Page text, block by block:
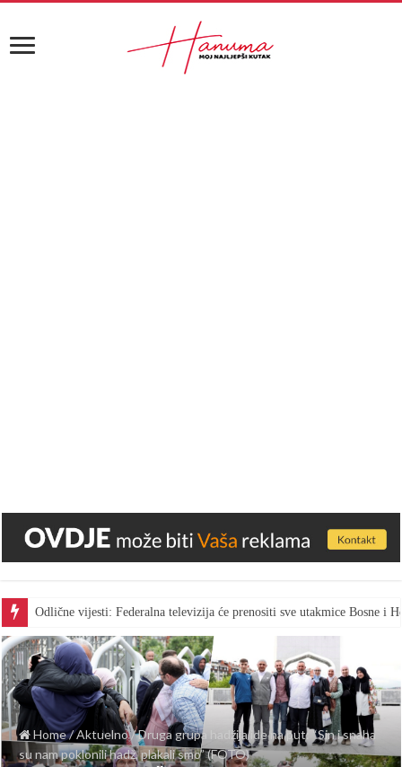
Odlične vijesti: Federalna televizija će prenositi sve utakmice Bosne i
Home/Aktuelno/Druga grupa hadžija ide na put: “Sin i snaha
su nam poklonili hadž, plakali smo” (FOTO)